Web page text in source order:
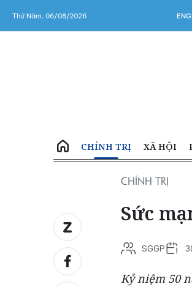
Thứ Năm, 06/08/2026
CHÍNH TRỊ XÃ HỘI
CHÍNH TRỊ
Sức
SGGP
Kỷ niệm 50